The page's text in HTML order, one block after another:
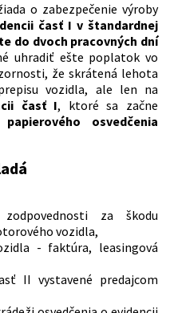
o zabezpečenie výroby
časť I v štandardnej
do dvoch pracovných dní
uhradiť ešte poplatok vo
že skrátená lehota
vozidla, ale len na
časť I, ktoré sa začne
osvedčenia
za škodu
vozidla,
- faktúra, leasingová
II vystavené predajcom